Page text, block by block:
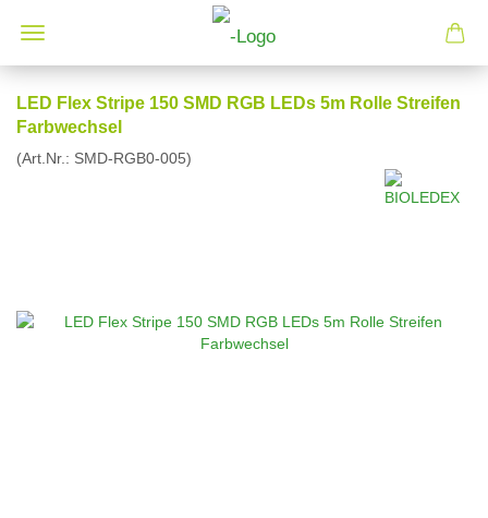
LED Flex Stripe 150 SMD RGB LEDs 5m Rolle Streifen
Farbwechsel
(Art.Nr.: SMD-RGB0-005)